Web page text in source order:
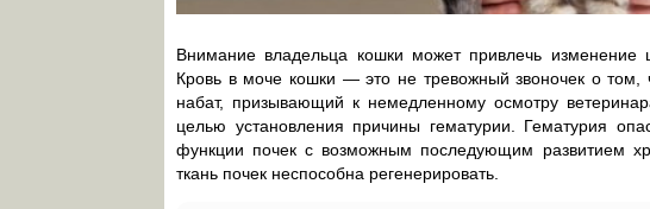
Внимание владельца кошки может привлечь изменение
Кровь в моче кошки — это не тревожный звоночек о
набат, призывающий к немедленному осмотру
целью установления причины гематурии. Гематурия
функции почек с возможным последующим развитием
ткань почек неспособна регенерировать.